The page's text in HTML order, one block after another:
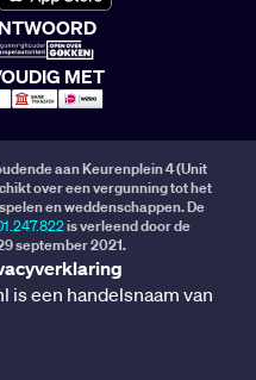
MET
aan Keurenplein 4 (Unit
over een vergunning tot het
en weddenschappen. De
is verleend door de
september 2021.
is een handelsnaam van